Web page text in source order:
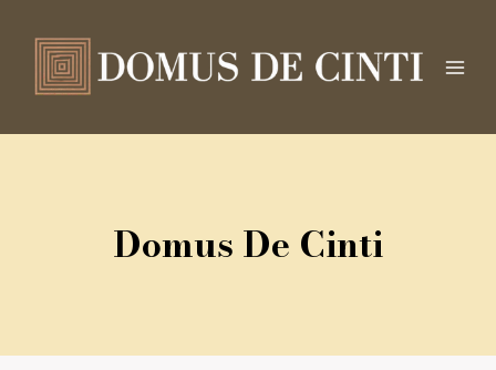
contenuto
Domus De Cinti